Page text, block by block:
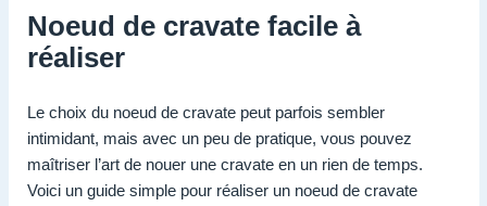
Noeud de cravate facile à
réaliser
Le choix du noeud de cravate peut parfois sembler
intimidant, mais avec un peu de pratique, vous pouvez
maîtriser l’art de nouer une cravate en un rien de temps.
Voici un guide simple pour réaliser un noeud de cravate